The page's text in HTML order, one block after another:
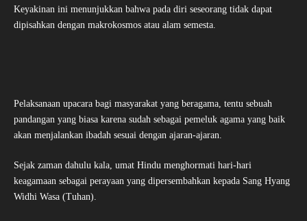
Keyakinan ini menunjukkan bahwa pada diri seseorang tidak dapat
dipisahkan dengan makrokosmos atau alam semesta.
Pelaksanaan upacara bagi masyarakat yang beragama, tentu sebuah
pandangan yang biasa karena sudah sebagai pemeluk agama yang baik
akan menjalankan ibadah sesuai dengan ajaran-ajaran.
Sejak zaman dahulu kala, umat Hindu menghormati hari-hari
keagamaan sebagai perayaan yang dipersembahkan kepada Sang Hyang
Widhi Wasa (Tuhan).